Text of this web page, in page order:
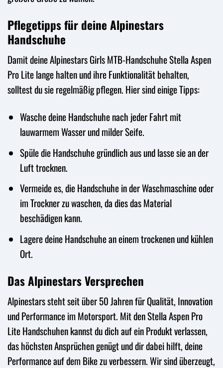
Pflegetipps für deine Alpinestars
Handschuhe
Damit deine Alpinestars Girls MTB-Handschuhe Stella Aspen
Pro Lite lange halten und ihre Funktionalität behalten,
solltest du sie regelmäßig pflegen. Hier sind einige Tipps:
Wasche deine Handschuhe nach jeder Fahrt mit
lauwarmem Wasser und milder Seife.
Spüle die Handschuhe gründlich aus und lasse sie an der
Luft trocknen.
Vermeide es, die Handschuhe in der Waschmaschine oder
im Trockner zu waschen, da dies das Material
beschädigen kann.
Lagere deine Handschuhe an einem trockenen und kühlen
Ort.
Das Alpinestars Versprechen
Alpinestars steht seit über 50 Jahren für Qualität, Innovation
und Performance im Motorsport. Mit den Stella Aspen Pro
Lite Handschuhen kannst du dich auf ein Produkt verlassen,
das höchsten Ansprüchen genügt und dir dabei hilft, deine
Performance auf dem Bike zu verbessern. Wir sind überzeugt,